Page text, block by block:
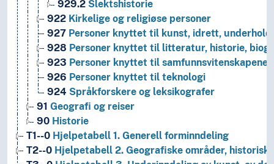
929.2 Slektshistorie
922 Kirkelige og religiøse personer
927 Personer knyttet til kunst, idrett,
928 Personer knyttet til litteratur, historie,
923 Personer knyttet til samfunnsvitenskapene
926 Personer knyttet til teknologi
924 Språkforskere og leksikografer
91 Geografi og reiser
90 Historie
T1--0 Hjelpetabell 1. Generell forminndeling
T2--0 Hjelpetabell 2. Geografiske områder,